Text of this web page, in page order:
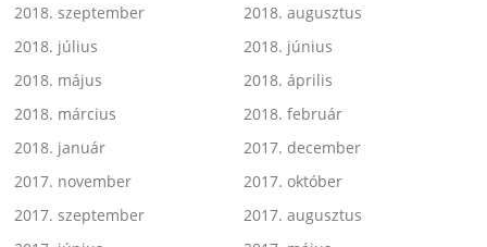
2018. szeptember
2018. augusztus
2018. július
2018. június
2018. május
2018. április
2018. március
2018. február
2018. január
2017. december
2017. november
2017. október
2017. szeptember
2017. augusztus